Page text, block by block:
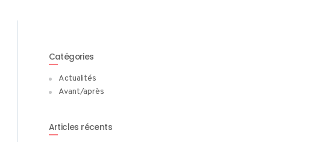
Catégories
Actualités
Avant/après
Articles récents